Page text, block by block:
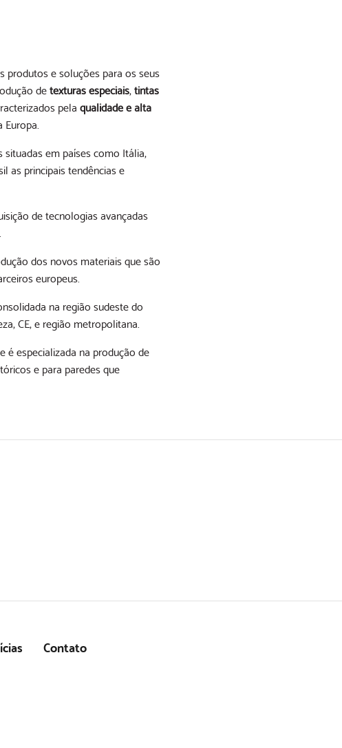
e soluções para os seus
detexturas especiais,tintas
pelaqualidade e alta
Europa.
em países como Itália,
as principais tendências e
de tecnologias avançadas
dos novos materiais que são
europeus.
na região sudeste do
CE, e região metropolitana.
especializada na produção de
e para paredes que
Contato